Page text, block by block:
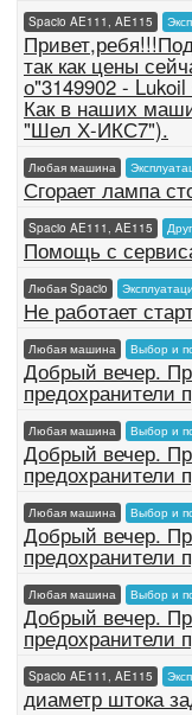
Spacio AE111, AE115
так как цены
о"3149902 -
Как в наших
"Шел Х-ИКС7").
Любая машина
Сгорает лампа
Spacio AE111, AE115
Помощь с
Любая Spacio
Не работает
Любая машина Выбор и
Добрый вечер.
предохранители
Любая машина Выбор и
Добрый вечер.
предохранители
Любая машина Выбор и
Добрый вечер.
предохранители
Любая машина Выбор и
Добрый вечер.
предохранители
Spacio AE111, AE115
диаметр штока